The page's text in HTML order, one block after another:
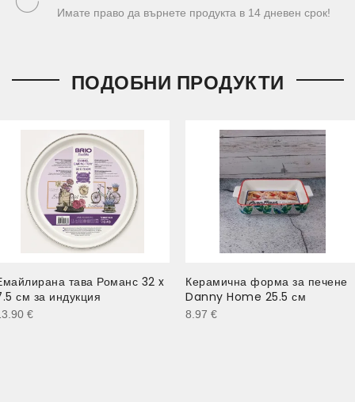
Имате право да върнете продукта в 14 дневен срок!
ПОДОБНИ ПРОДУКТИ
тава Романс 32 x
см за индукция
€
Керамична форма за печене
Danny Home 25.5 см
8.97 €